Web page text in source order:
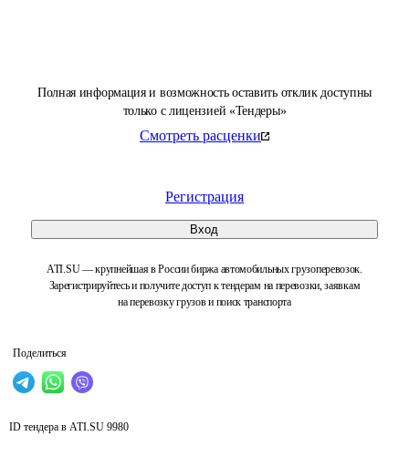
Полная информация и возможность оставить отклик доступны
только с лицензией «Тендеры»
Смотреть расценки
Регистрация
Вход
ATI.SU — крупнейшая в России биржа автомобильных грузоперевозок.
Зарегистрируйтесь и получите доступ к тендерам на перевозки, заявкам
на перевозку грузов и поиск транспорта
Поделиться
ID тендера в ATI.SU 9980